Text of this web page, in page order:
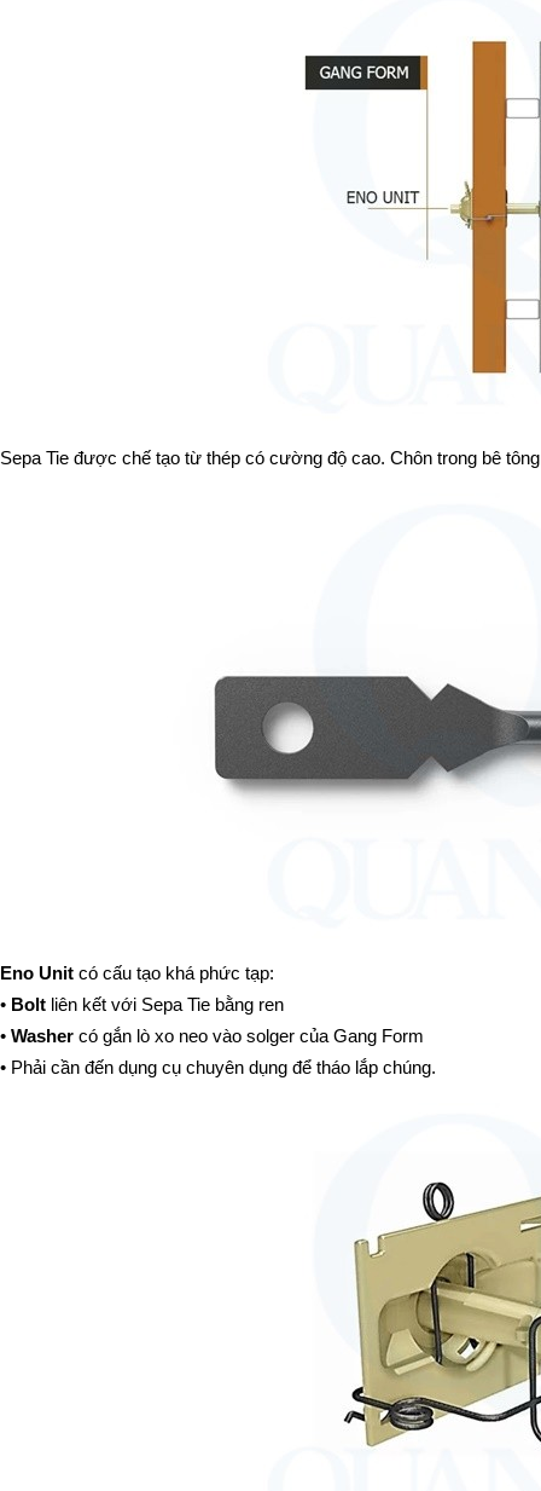
Sepa Tie được chế tạo từ thép có cường độ cao. Chôn trong bê
Eno Unit có cấu tạo khá phức tạp:
• Bolt liên kết với Sepa Tie bằng ren
• Washer có gắn lò xo neo vào solger của Gang Form
• Phải cần đến dụng cụ chuyên dụng để tháo lắp chúng.